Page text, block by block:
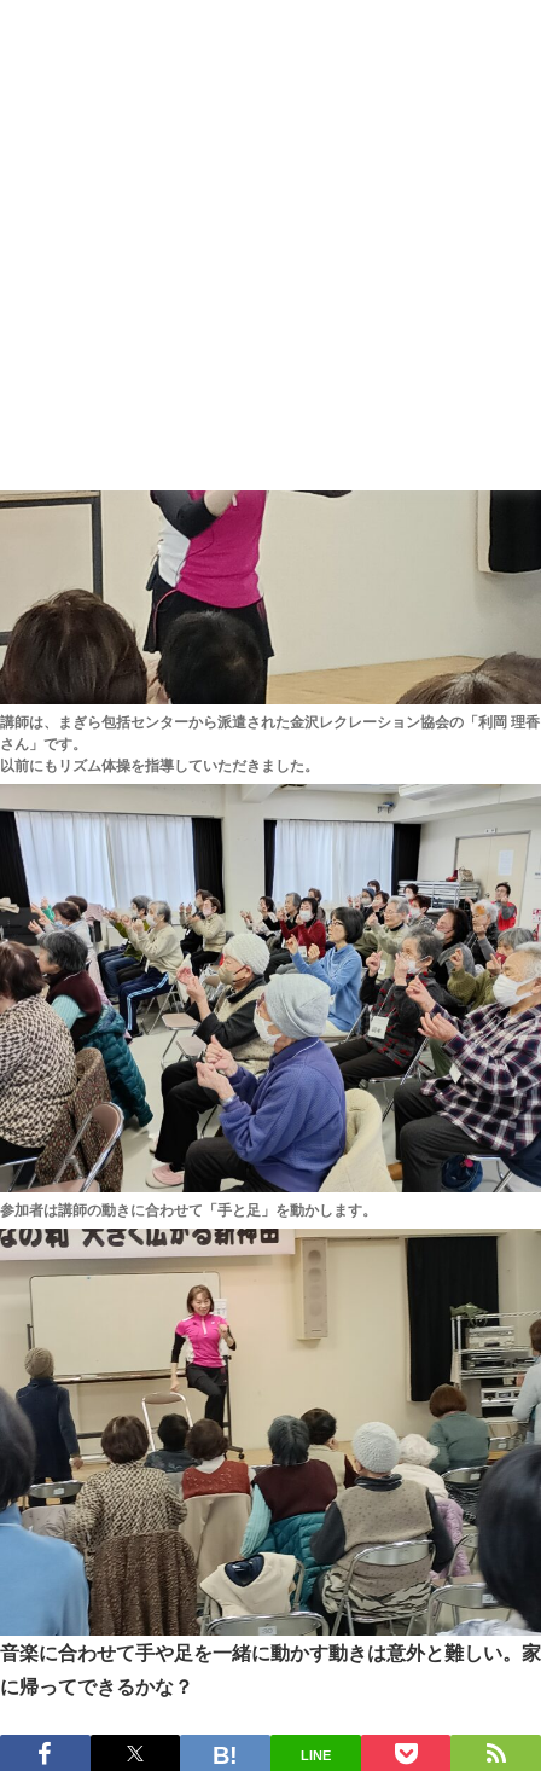
講師は、まぎら包括センターから派遣された金沢レクレーション協会の「利岡 理香
さん」です。
以前にもリズム体操を指導していただきました。
参加者は講師の動きに合わせて「手と足」を動かします。
音楽に合わせて手や足を一緒に動かす動きは意外と難しい。家
に帰ってできるかな？
LINE